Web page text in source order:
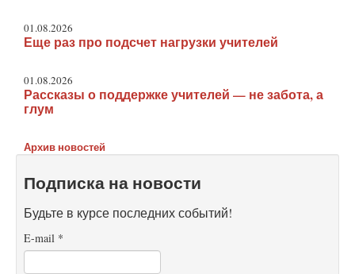
01.08.2026
Еще раз про подсчет нагрузки учителей
01.08.2026
Рассказы о поддержке учителей — не забота, а
глум
Архив новостей
Подписка на новости
Будьте в курсе последних событий!
E-mail *